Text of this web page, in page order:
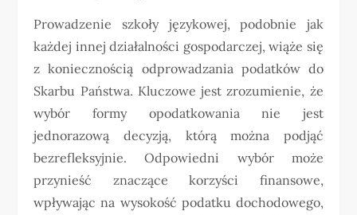
Prowadzenie szkoły językowej, podobnie jak
każdej innej działalności gospodarczej, wiąże się
z koniecznością odprowadzania podatków do
Skarbu Państwa. Kluczowe jest zrozumienie, że
wybór formy opodatkowania nie jest
jednorazową decyzją, którą można podjąć
bezrefleksyjnie. Odpowiedni wybór może
przynieść znaczące korzyści finansowe,
wpływając na wysokość podatku dochodowego,